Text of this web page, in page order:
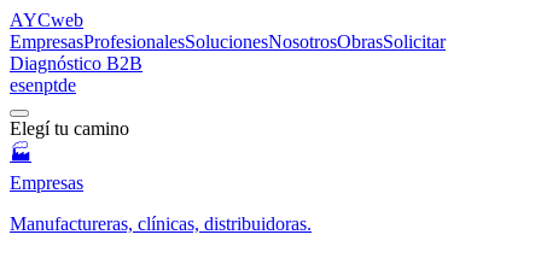
AYCweb
EmpresasProfesionalesSolucionesNosotrosObrasSolicitar
Diagnóstico B2B
esenptde
Elegí tu camino
🏭
Empresas
Manufactureras, clínicas, distribuidoras.